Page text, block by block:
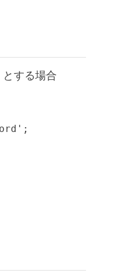
する場合